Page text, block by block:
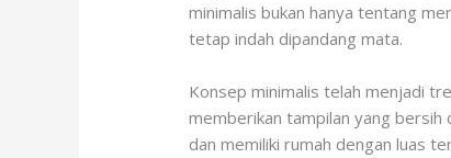
minimalis bukan hanya tentang
tetap indah dipandang mata.
Konsep minimalis telah menjadi
memberikan tampilan yang bersih
dan memiliki rumah dengan luas